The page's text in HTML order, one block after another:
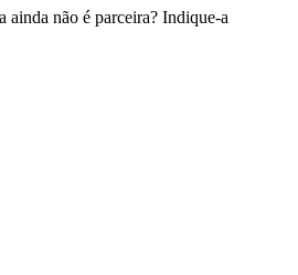
ainda não é parceira? Indique-a